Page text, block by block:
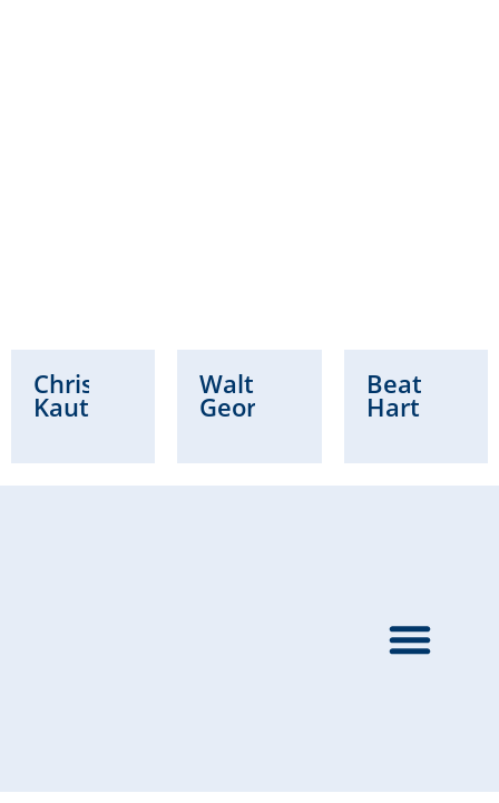
Christian
Kautz
Waltraud
Georg
Beatrice
Hartung